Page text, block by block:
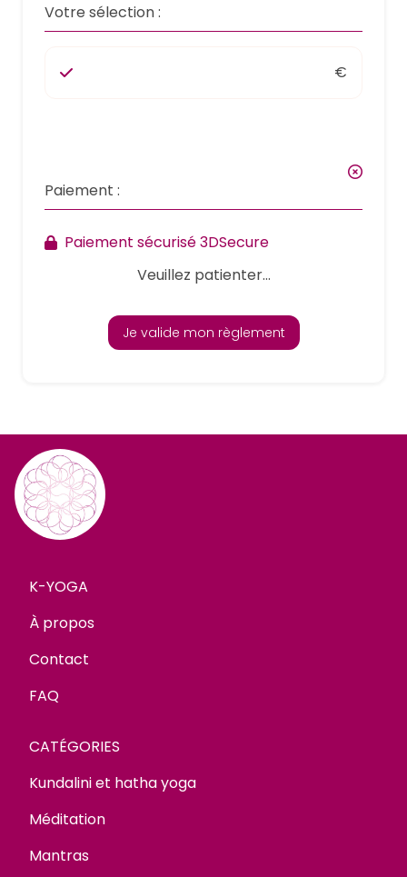
Votre sélection :
€
Paiement :
Paiement sécurisé 3DSecure
Veuillez patienter...
Je valide mon règlement
K-YOGA
À propos
Contact
FAQ
CATÉGORIES
Kundalini et hatha yoga
Méditation
Mantras